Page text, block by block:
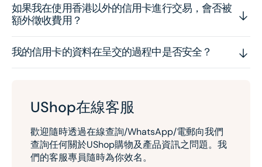
如果我在使用香港以外的信用卡進行交易，會否被
額外徵收費用？
我的信用卡的資料在呈交的過程中是否安全？
UShop在線客服
歡迎隨時透過在線查詢/WhatsApp/電郵向我們
查詢任何關於UShop購物及產品資訊之問題。我
們的客服專員隨時為你效名。